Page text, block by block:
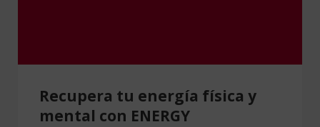
Recupera tu energía física y
mental con ENERGY